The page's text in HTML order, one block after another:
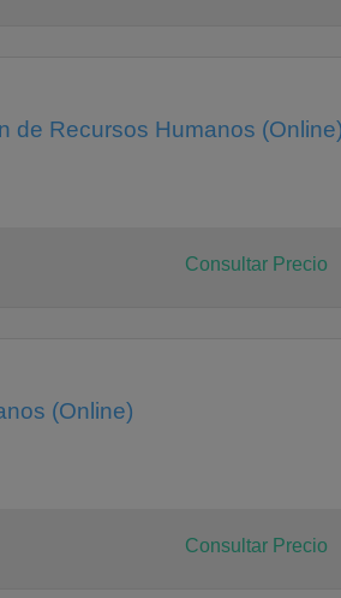
de Recursos Humanos
Consultar Precio
(Online)
Consultar Precio